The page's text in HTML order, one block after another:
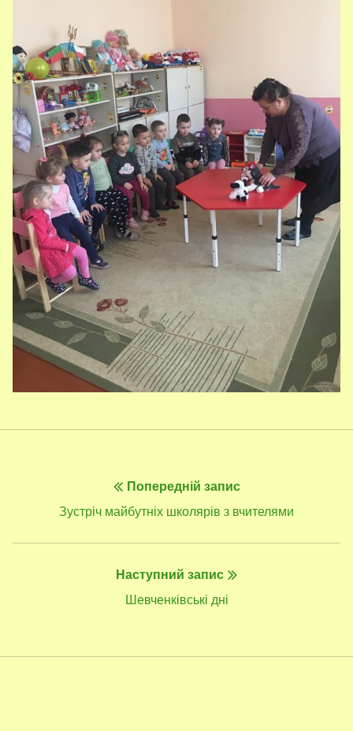
записів
Попередній запис
Попередній
Зустріч майбутніх школярів з вчителями
Наступний запис
Наступний
Шевченківські дні